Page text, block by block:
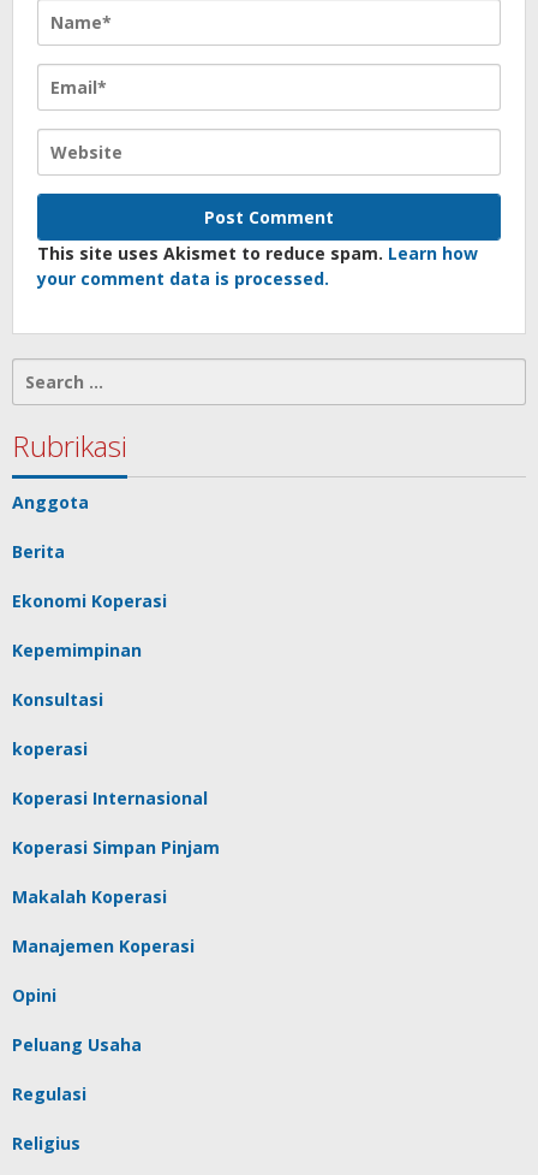
This site uses Akismet to reduce spam. Learn how
your comment data is processed.
for:
Rubrikasi
Anggota
Berita
Ekonomi Koperasi
Kepemimpinan
Konsultasi
koperasi
Koperasi Internasional
Koperasi Simpan Pinjam
Makalah Koperasi
Manajemen Koperasi
Opini
Peluang Usaha
Regulasi
Religius